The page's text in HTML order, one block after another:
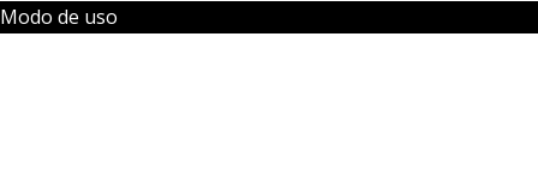
Modo de uso